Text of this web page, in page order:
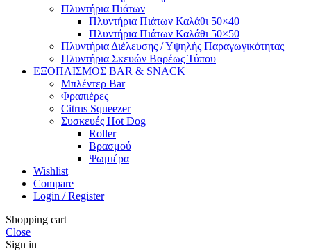
Πλυντήρια Πιάτων
Πλυντήρια Πιάτων Καλάθι 50×40
Πλυντήρια Πιάτων Καλάθι 50×50
Πλυντήρια Διέλευσης / Υψηλής Παραγωγικότητας
Πλυντήρια Σκευών Βαρέως Τύπου
ΕΞΟΠΛΙΣΜΟΣ BAR & SNACK
Μπλέντερ Bar
Φραπιέρες
Citrus Squeezer
Συσκευές Hot Dog
Roller
Βρασμού
Ψωμιέρα
Wishlist
Compare
Login / Register
Shopping cart
Close
Sign in